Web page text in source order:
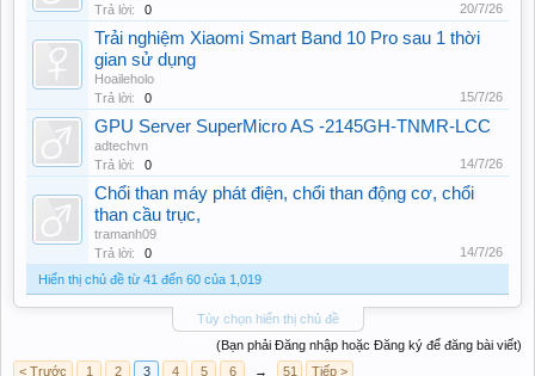
Trả lời:
0 20/7/26
Trải nghiệm Xiaomi Smart Band 10 Pro sau 1 thời
gian sử dụng
Hoaileholo
Trả lời:
0 15/7/26
GPU Server SuperMicro AS -2145GH-TNMR-LCC
adtechvn
Trả lời:
0 14/7/26
Chổi than máy phát điện, chổi than động cơ, chổi
than cầu trục,
tramanh09
Trả lời:
0
14/7/26
Hiển thị chủ đề từ 41 đến 60 của 1,019
Tùy chọn hiển thị chủ đề
(Bạn phải Đăng nhập hoặc Đăng ký để đăng bài viết)
< Trước
1 2 3 4 5 6 → 51 Tiếp >